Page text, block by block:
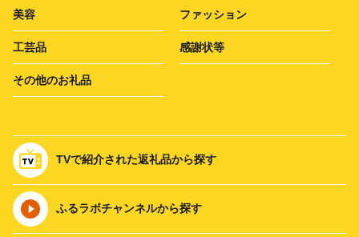
美容 ファッション
工芸品 感謝状等
その他のお礼品
TVで紹介された返礼品から探す
ふるラボチャンネルから探す